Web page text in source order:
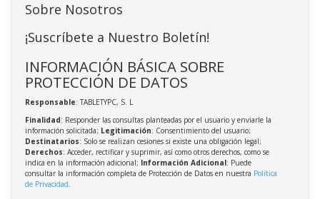
Sobre Nosotros
¡Suscríbete a Nuestro Boletín!
INFORMACIÓN BÁSICA SOBRE
PROTECCIÓN DE DATOS
Responsable: TABLETYPC, S. L
Finalidad: Responder las consultas planteadas por el usuario y enviarle la
información solicitada; Legitimación: Consentimiento del usuario;
Destinatarios: Solo se realizan cesiones si existe una obligación legal;
Derechos: Acceder, rectificar y suprimir, así como otros derechos, como se
indica en la información adicional; Información Adicional: Puede
consultar la información completa de Protección de Datos en nuestra Política
de Privacidad.